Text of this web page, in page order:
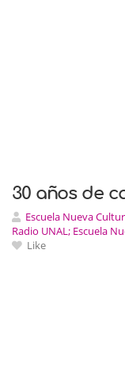
30 años de
Escuela Nueva
Radio UNAL; Escuela
Like